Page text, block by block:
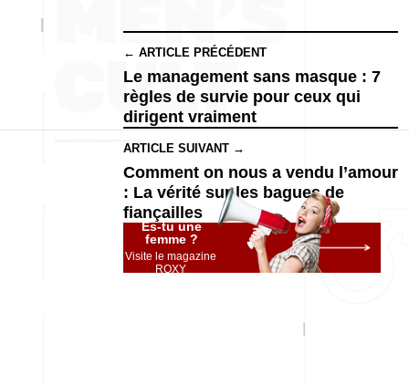
← ARTICLE PRÉCÉDENT
Le management sans masque : 7
règles de survie pour ceux qui
dirigent vraiment
ARTICLE SUIVANT →
Comment on nous a vendu l’amour
: La vérité sur les bagues de
fiançailles
Es-tu une
femme ?
Visite le magazine
ROXY